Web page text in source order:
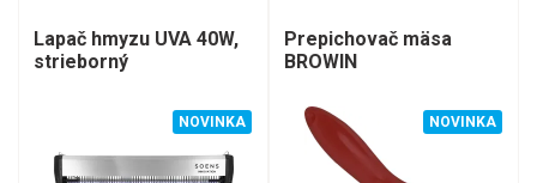
Lapač hmyzu UVA 40W,
strieborný
NOVINKA
Prepichovač mäsa
BROWIN
NOVINKA